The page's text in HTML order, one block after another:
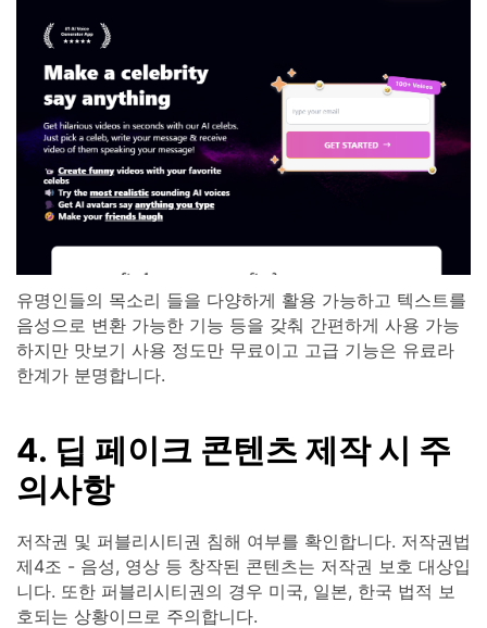
유명인들의 목소리 들을 다양하게 활용 가능하고 텍스트를
음성으로 변환 가능한 기능 등을 갖춰 간편하게 사용 가능
하지만 맛보기 사용 정도만 무료이고 고급 기능은 유료라
한계가 분명합니다.
4. 딥 페이크 콘텐츠 제작 시 주
의사항
저작권 및 퍼블리시티권 침해 여부를 확인합니다. 저작권법
제4조 - 음성, 영상 등 창작된 콘텐츠는 저작권 보호 대상입
니다. 또한 퍼블리시티권의 경우 미국, 일본, 한국 법적 보
호되는 상황이므로 주의합니다.